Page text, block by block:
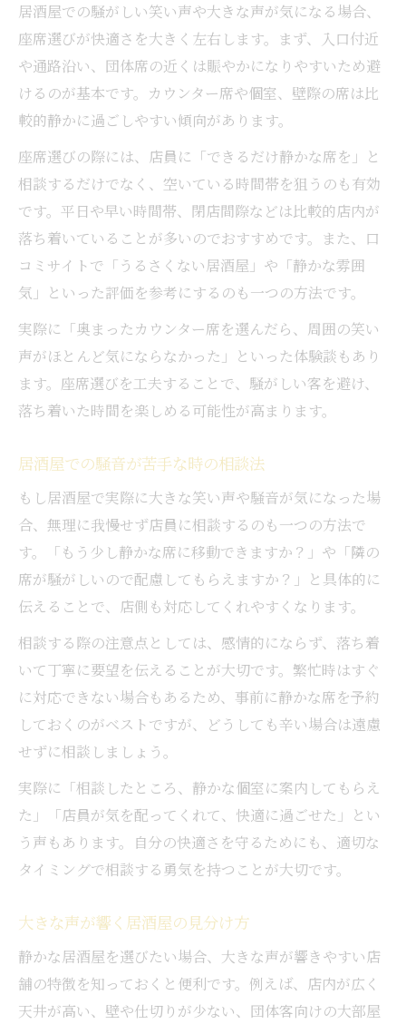
居酒屋での騒がしい笑い声や大きな声が気になる場合、
座席選びが快適さを大きく左右します。まず、入口付近
や通路沿い、団体席の近くは賑やかになりやすいため避
けるのが基本です。カウンター席や個室、壁際の席は比
較的静かに過ごしやすい傾向があります。
座席選びの際には、店員に「できるだけ静かな席を」と
相談するだけでなく、空いている時間帯を狙うのも有効
です。平日や早い時間帯、閉店間際などは比較的店内が
落ち着いていることが多いのでおすすめです。また、口
コミサイトで「うるさくない居酒屋」や「静かな雰囲
気」といった評価を参考にするのも一つの方法です。
実際に「奥まったカウンター席を選んだら、周囲の笑い
声がほとんど気にならなかった」といった体験談もあり
ます。座席選びを工夫することで、騒がしい客を避け、
落ち着いた時間を楽しめる可能性が高まります。
居酒屋での騒音が苦手な時の相談法
もし居酒屋で実際に大きな笑い声や騒音が気になった場
合、無理に我慢せず店員に相談するのも一つの方法で
す。「もう少し静かな席に移動できますか？」や「隣の
席が騒がしいので配慮してもらえますか？」と具体的に
伝えることで、店側も対応してくれやすくなります。
相談する際の注意点としては、感情的にならず、落ち着
いて丁寧に要望を伝えることが大切です。繁忙時はすぐ
に対応できない場合もあるため、事前に静かな席を予約
しておくのがベストですが、どうしても辛い場合は遠慮
せずに相談しましょう。
実際に「相談したところ、静かな個室に案内してもらえ
た」「店員が気を配ってくれて、快適に過ごせた」とい
う声もあります。自分の快適さを守るためにも、適切な
タイミングで相談する勇気を持つことが大切です。
大きな声が響く居酒屋の見分け方
静かな居酒屋を選びたい場合、大きな声が響きやすい店
舗の特徴を知っておくと便利です。例えば、店内が広く
天井が高い、壁や仕切りが少ない、団体客向けの大部屋